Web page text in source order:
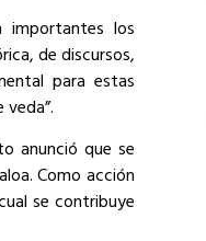
importantes los
de discursos,
para estas
anunció que se
Como acción
se contribuye